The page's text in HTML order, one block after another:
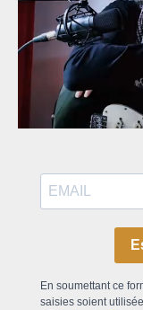
En soumettant ce
saisies soient